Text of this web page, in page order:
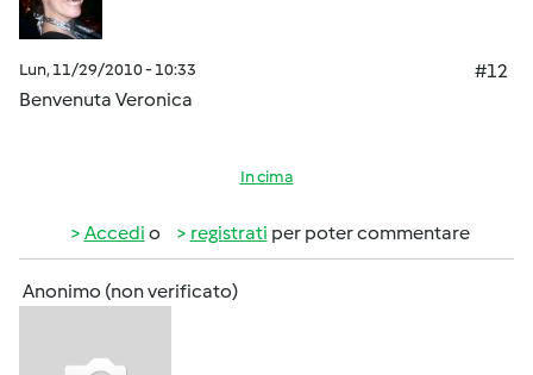
Lun, 11/29/2010 - 10:33
#12
Benvenuta Veronica
In cima
Accedi o registrati per poter commentare
Anonimo (non verificato)